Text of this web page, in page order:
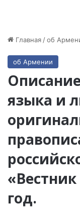
Главная /об
об Армении
языка и
год.